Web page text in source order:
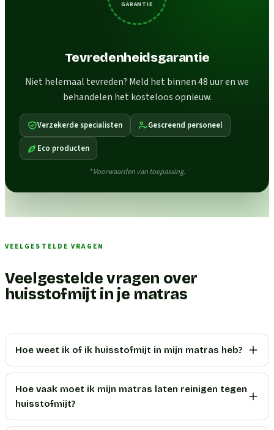
GARANTIE
Tevredenheidsgarantie
Niet helemaal tevreden? Meld het binnen 48 uur en we
behandelen het kosteloos opnieuw.
Verzekerde specialisten Gescreend personeel
Eco producten
* Voorwaarden van toepassing.
VEELGESTELDE VRAGEN
Veelgestelde vragen over
huisstofmijt in je matras
Hoe weet ik of ik huisstofmijt in mijn matras heb?
Hoe vaak moet ik mijn matras laten reinigen tegen
huisstofmijt?